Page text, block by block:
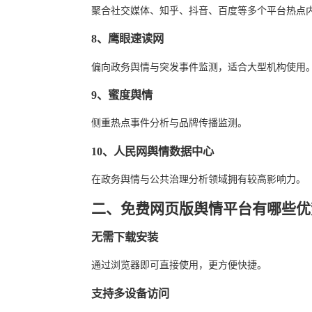
聚合社交媒体、知乎、抖音、百度等多个平台热点
8、鹰眼速读网
偏向政务舆情与突发事件监测，适合大型机构使用。
9、蜜度舆情
侧重热点事件分析与品牌传播监测。
10、人民网舆情数据中心
在政务舆情与公共治理分析领域拥有较高影响力。
二、免费网页版舆情平台有哪些
无需下载安装
通过浏览器即可直接使用，更方便快捷。
支持多设备访问